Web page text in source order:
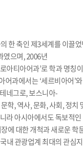
한 축인 제3세계를 이끌
였으며, 2006년
아티아어과’로 학과 명칭이
과에서는 ‘세르비아어’와
네그로, 보스니아-
학, 역사, 문화, 사회, 정치
라 아시아에서도 독보적인
에 대한 개척과 새로운 학
내 관광업계 최대의 관심